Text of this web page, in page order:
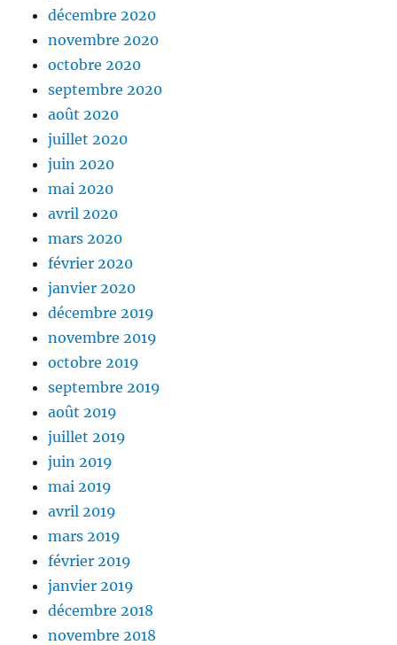
décembre 2020
novembre 2020
octobre 2020
septembre 2020
août 2020
juillet 2020
juin 2020
mai 2020
avril 2020
mars 2020
février 2020
janvier 2020
décembre 2019
novembre 2019
octobre 2019
septembre 2019
août 2019
juillet 2019
juin 2019
mai 2019
avril 2019
mars 2019
février 2019
janvier 2019
décembre 2018
novembre 2018